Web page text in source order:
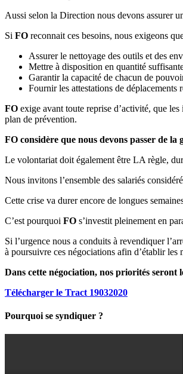
Aussi selon la Direction nous devons assurer
Si FO reconnait ces besoins, nous exigeons
Assurer le nettoyage des outils et des
Mettre à disposition en quantité
Garantir la capacité de chacun de
Fournir les attestations de déplacements
FO exige avant toute reprise d’activité, que
plan de prévention.
FO considère que nous devons passer de la
Le volontariat doit également être LA règle,
Nous invitons l’ensemble des salariés
Cette crise va durer encore de longues
C’est pourquoi FO s’investit pleinement en
Si l’urgence nous a conduits à revendiquer
à poursuivre ces négociations afin d’établir les
Dans cette négociation, nos priorités seront
Télécharger le Tract 19032020
Pourquoi se syndiquer ?